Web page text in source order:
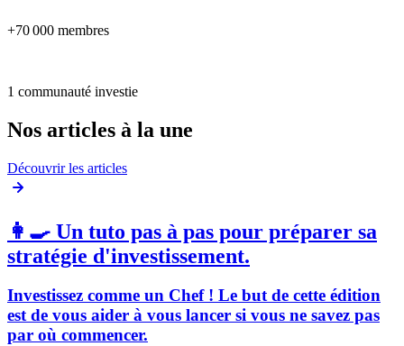
+70 000 membres
1 communauté investie
Nos articles à la une
Découvrir les articles
👩‍🍳 Un tuto pas à pas pour préparer sa
stratégie d'investissement.
Investissez comme un Chef ! Le but de cette édition
est de vous aider à vous lancer si vous ne savez pas
par où commencer.